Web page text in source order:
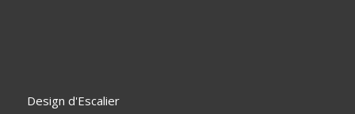
Design d'Escalier